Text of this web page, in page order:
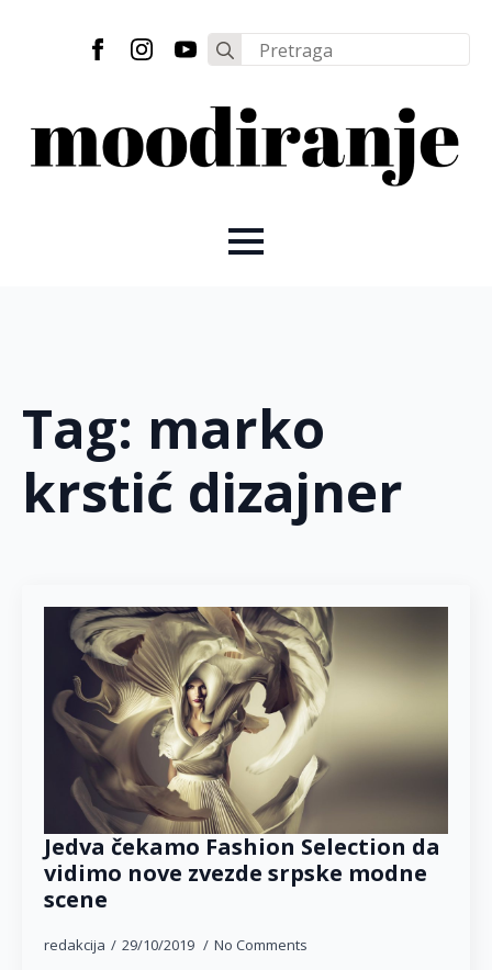
Search
for:
Tag: marko
krstić dizajner
Jedva čekamo Fashion Selection da
vidimo nove zvezde srpske modne
scene
redakcija 29/10/2019 No Comments